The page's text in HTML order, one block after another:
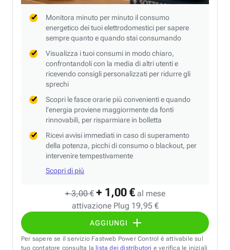
+ 3,00 € + 1,00 € al mese
attivazione Plug 19,95 €
AGGIUNGI
Monitora minuto per minuto il consumo
energetico dei tuoi elettrodomestici per sapere
sempre quanto e quando stai consumando
Visualizza i tuoi consumi in modo chiaro,
confrontandoli con la media di altri utenti e
ricevendo consigli personalizzati per ridurre gli
sprechi
Scopri le fasce orarie più convenienti e quando
l’energia proviene maggiormente da fonti
rinnovabili, per risparmiare in bolletta
Ricevi avvisi immediati in caso di superamento
della potenza, picchi di consumo o blackout, per
intervenire tempestivamente
Scopri di più
Per sapere se il servizio Fastweb Power Control è attivabile sul
tuo contatore consulta la lista dei distributori e verifica le iniziali